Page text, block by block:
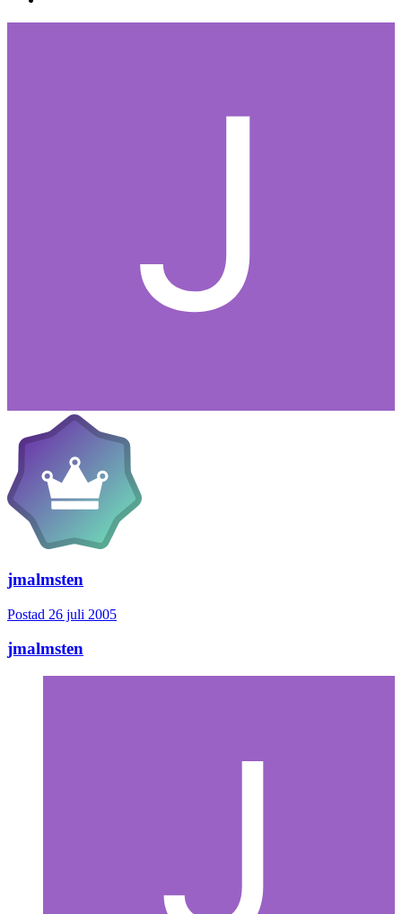
jmalmsten
Postad 26 juli 2005
jmalmsten